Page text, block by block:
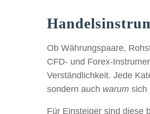
Ob Währungspaare,
CFD- und Forex-
Verständlichkeit. Jede
sondern auch warum sich
Für Einsteiger sind diese